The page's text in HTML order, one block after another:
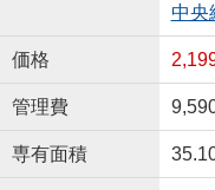
中央
価格
管理費
専有面積